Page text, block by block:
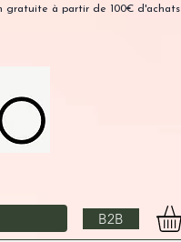
gratuite à partir de 100€ d'achats
B2B